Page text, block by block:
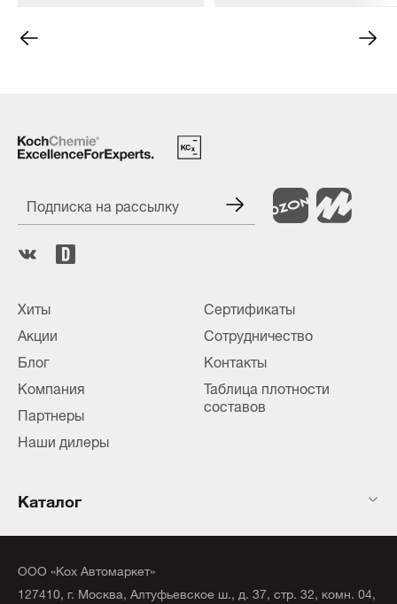
Подписка на рассылку
Хиты
Акции
Блог
Компания
Партнеры
Наши дилеры
Сертификаты
Сотрудничество
Контакты
Таблица плотности
составов
Каталог
ООО «Кох Автомаркет»
127410, г. Москва, Алтуфьевское ш., д. 37, стр. 32, комн. 04,